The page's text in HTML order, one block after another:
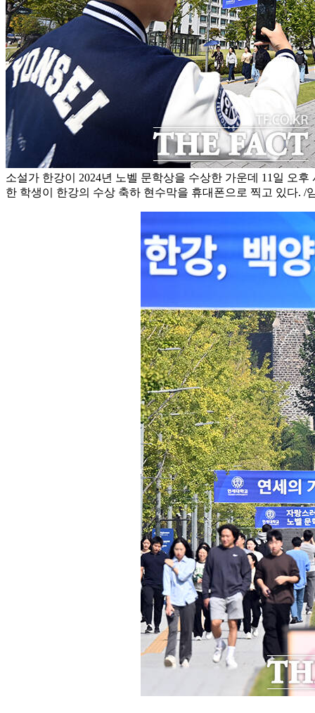
소설가 한강이 2024년 노벨 문학상을 수상한 가운데 11일 오
한 학생이 한강의 수상 축하 현수막을 휴대폰으로 찍고 있다. /